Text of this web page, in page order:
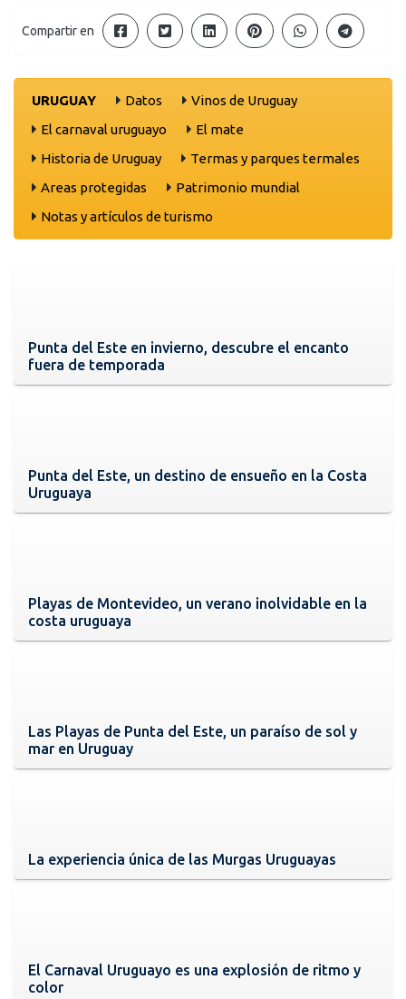
Compartir en
URUGUAY Datos
Vinos de Uruguay
El carnaval uruguayo
El mate
Historia de Uruguay
Termas y parques termales
Areas protegidas
Patrimonio mundial
Notas y artículos de turismo
Punta del Este en invierno, descubre el encanto
fuera de temporada
Punta del Este, un destino de ensueño en la Costa
Uruguaya
Playas de Montevideo, un verano inolvidable en la
costa uruguaya
Las Playas de Punta del Este, un paraíso de sol y
mar en Uruguay
La experiencia única de las Murgas Uruguayas
El Carnaval Uruguayo es una explosión de ritmo y
color